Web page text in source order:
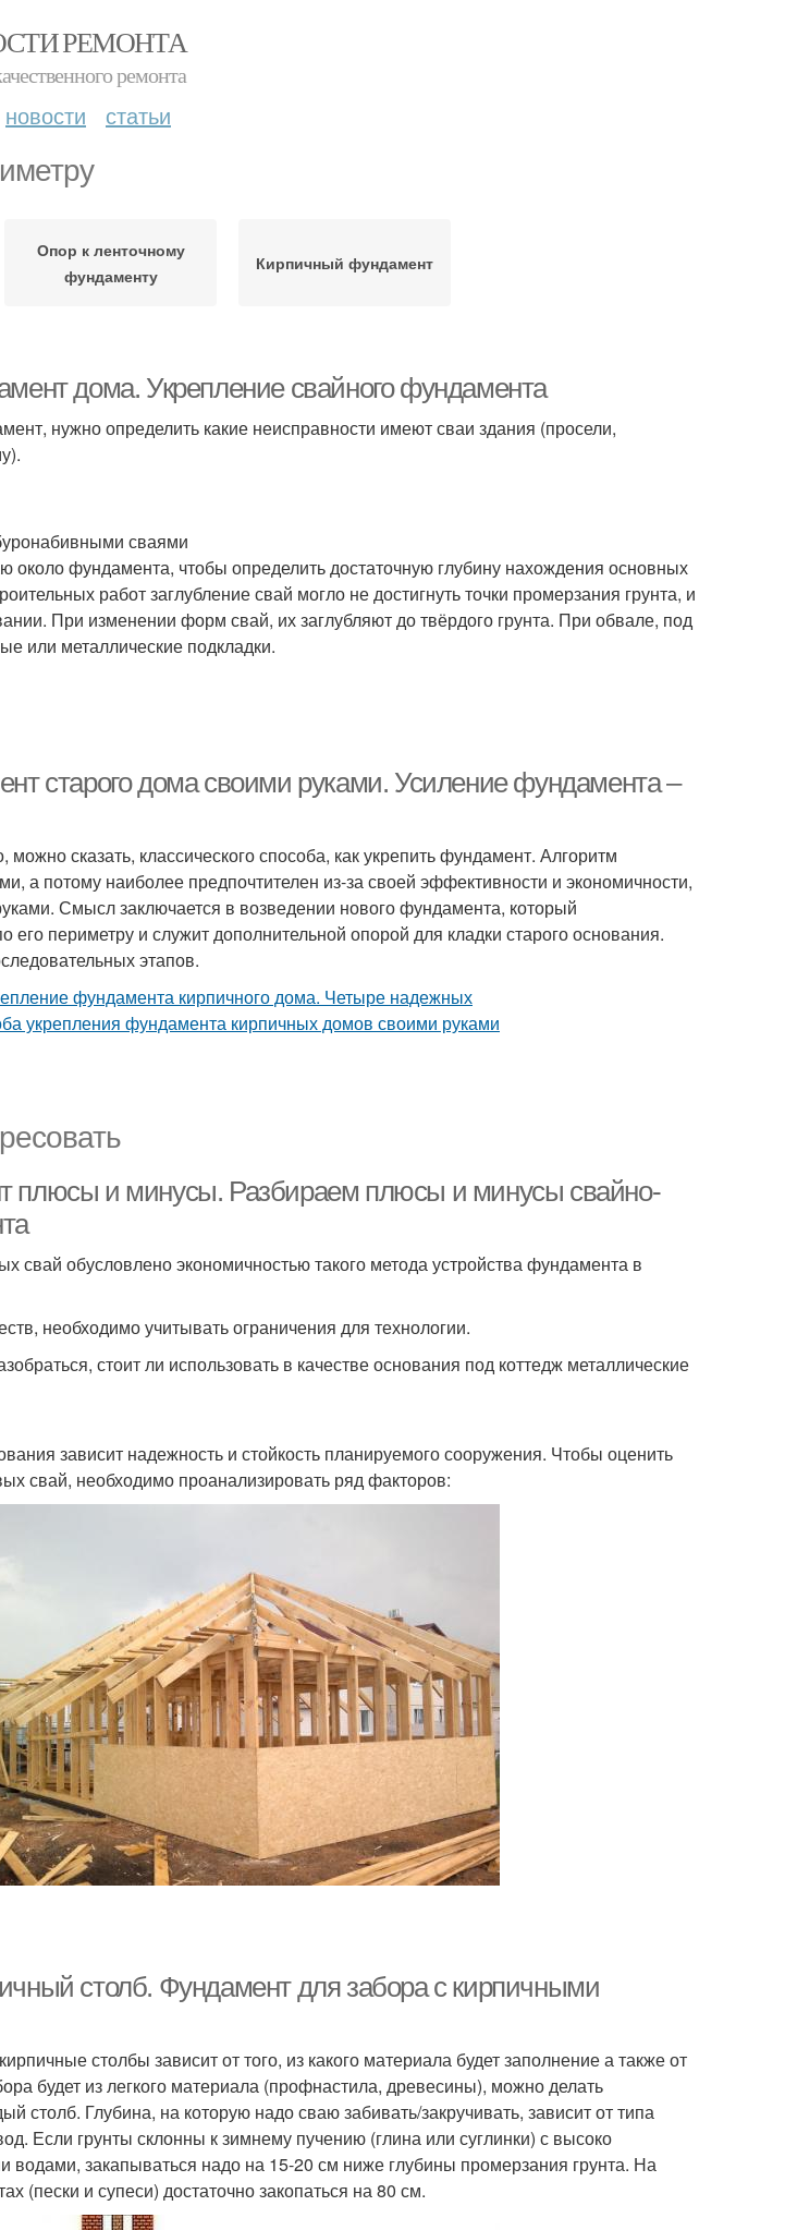
РЕМОНТА
ремонта
новости статьи
Опор к ленточному
фундаменту
Кирпичный фундамент
дома. Укрепление свайного фундамента
нужно определить какие неисправности имеют сваи здания (просели,
сваями
около фундамента, чтобы определить достаточную глубину нахождения основных
работ заглубление свай могло не достигнуть точки промерзания грунта, и
При изменении форм свай, их заглубляют до твёрдого грунта. При обвале, под
или металлические подкладки.
старого дома своими руками. Усиление фундамента –
сказать, классического способа, как укрепить фундамент. Алгоритм
а потому наиболее предпочтителен из-за своей эффективности и экономичности,
Смысл заключается в возведении нового фундамента, который
его периметру и служит дополнительной опорой для кладки старого основания.
этапов.
плюсы и минусы. Разбираем плюсы и минусы свайно-
свай обусловлено экономичностью такого метода устройства фундамента в
необходимо учитывать ограничения для технологии.
стоит ли использовать в качестве основания под коттедж металлические
зависит надежность и стойкость планируемого сооружения. Чтобы оценить
свай, необходимо проанализировать ряд факторов:
столб. Фундамент для забора с кирпичными
столбы зависит от того, из какого материала будет заполнение а также от
будет из легкого материала (профнастила, древесины), можно делать
столб. Глубина, на которую надо сваю забивать/закручивать, зависит от типа
Если грунты склонны к зимнему пучению (глина или суглинки) с высоко
закапываться надо на 15-20 см ниже глубины промерзания грунта. На
(пески и супеси) достаточно закопаться на 80 см.